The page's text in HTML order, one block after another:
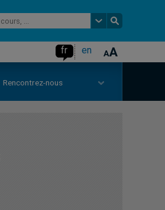
fr en
Rencontrez-nous